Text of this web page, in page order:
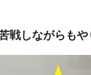
戦しながらもや